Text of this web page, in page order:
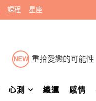
課程 星座
NEW 重拾愛戀的可能性
心測 總運 感情